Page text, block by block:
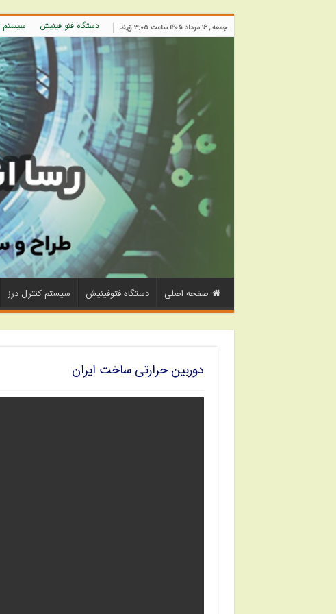
جمعه , ۱۶ مرداد ۱۴۰۵ ساعت ۳:۰۵ ق.ظ دستگاه فتو فینیش سیستم
صفحه اصلی دستگاه فتوفینیش سیستم کنترل درز
دوربین حرارتی ساخت ایران